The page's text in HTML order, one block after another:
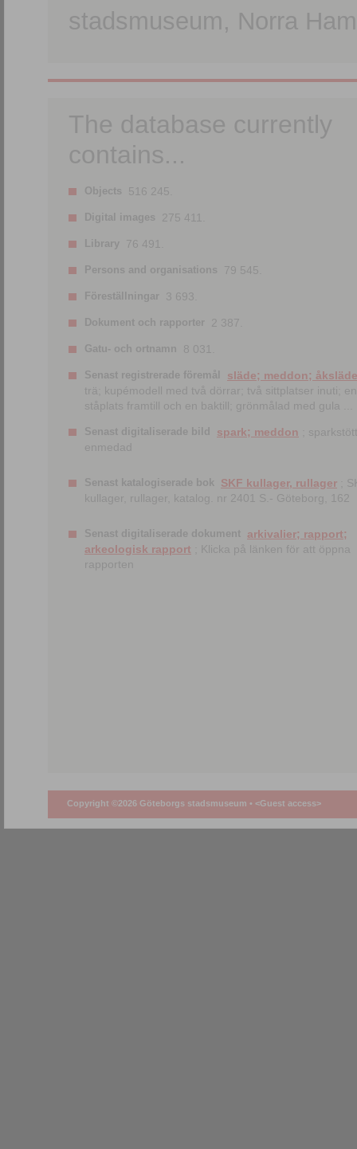
stadsmuseum, Norra
The database currently
contains...
Objects 516 245.
Digital images 275 411.
Library 76 491.
Persons and organisations 79 545.
Föreställningar 3 693.
Dokument och rapporter 2 387.
Gatu- och ortnamn 8 031.
Senast registrerade föremål
släde; meddon; åksläde
trä; kupémodell med två dörrar; två sittplatser inuti; en
ståplats framtill och en baktill; grönmålad med gula ...
Senast digitaliserade bild spark; meddon ;
enmedad
Senast katalogiserade bok SKF kullager, rullager ;
kullager, rullager, katalog. nr 2401 S.- Göteborg, 162
Senast digitaliserade dokument arkivalier; rapport;
arkeologisk rapport ; Klicka på länken för att öppna
rapporten
Copyright ©2026 Göteborgs stadsmuseum • <Guest access>